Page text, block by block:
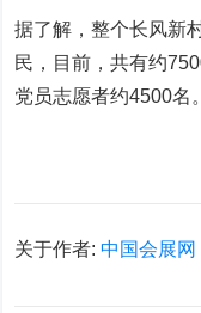
据了解，整个长风新
民，目前，共有约
党员志愿者约4500名。
关于作者:中国会展网